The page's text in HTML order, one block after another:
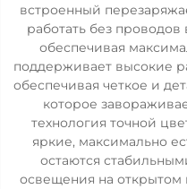
встроенный
работать без проводов
обеспечивая
поддерживает высокие
обеспечивая четкое и
которое
технология точной
яркие, максимально
остаются
освещения на открытом